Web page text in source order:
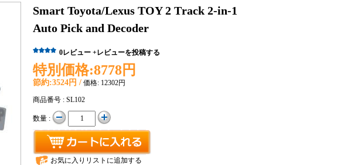
Smart Toyota/Lexus TOY 2 Track 2-in-1
Auto Pick and Decoder
0レビュー +レビューを投稿する
特別価格:8778円
節約:3524円 / 価格: 12302円
商品番号 : SL102
数量 :
お気に入りリストに追加する